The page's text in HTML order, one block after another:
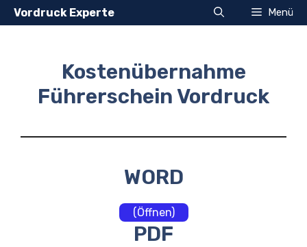
Zum
Inhalt
Vordruck Experte Menü
Kostenübernahme
Führerschein Vordruck
WORD
(Öffnen)
PDF